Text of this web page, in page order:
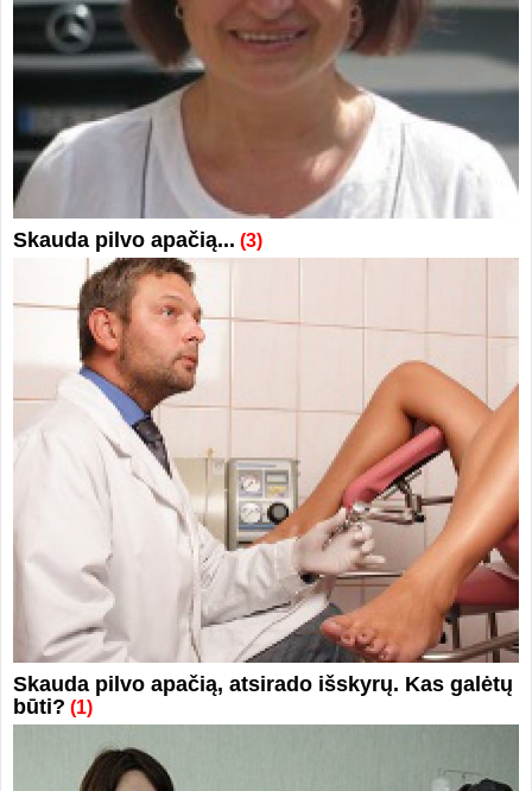
Skauda pilvo apačią... (3)
Skauda pilvo apačią, atsirado išskyrų. Kas galėtų
būti? (1)